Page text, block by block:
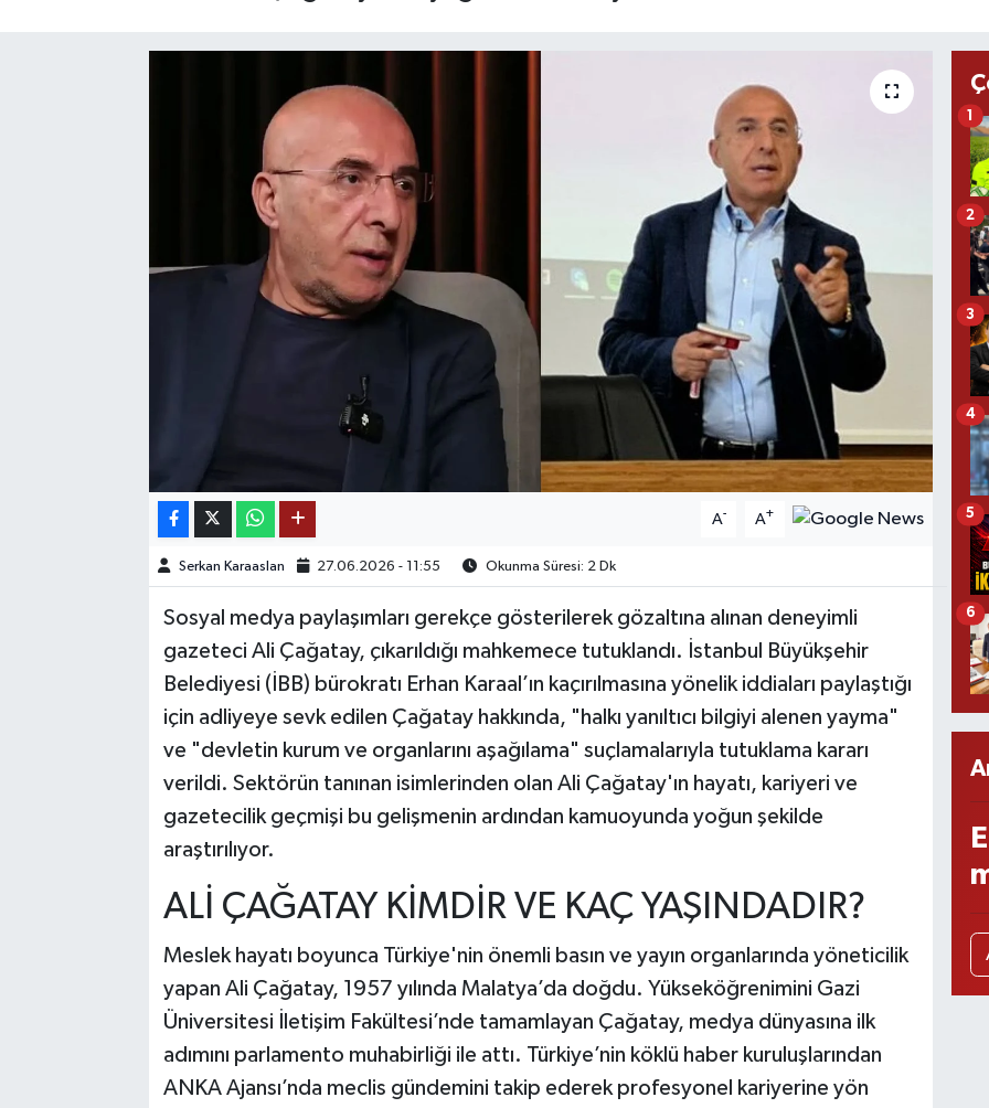
A- A+
Serkan Karaaslan 27.06.2026 - 11:55 Okunma Süresi: 2 Dk
Sosyal medya paylaşımları gerekçe gösterilerek gözaltına alınan deneyimli
gazeteci Ali Çağatay, çıkarıldığı mahkemece tutuklandı. İstanbul Büyükşehir
Belediyesi (İBB) bürokratı Erhan Karaal’ın kaçırılmasına yönelik iddiaları paylaştığı
için adliyeye sevk edilen Çağatay hakkında, "halkı yanıltıcı bilgiyi alenen yayma"
ve "devletin kurum ve organlarını aşağılama" suçlamalarıyla tutuklama kararı
verildi. Sektörün tanınan isimlerinden olan Ali Çağatay'ın hayatı, kariyeri ve
gazetecilik geçmişi bu gelişmenin ardından kamuoyunda yoğun şekilde
araştırılıyor.
ALİ ÇAĞATAY KİMDİR VE KAÇ YAŞINDADIR?
Meslek hayatı boyunca Türkiye'nin önemli basın ve yayın organlarında yöneticilik
yapan Ali Çağatay, 1957 yılında Malatya’da doğdu. Yükseköğrenimini Gazi
Üniversitesi İletişim Fakültesi’nde tamamlayan Çağatay, medya dünyasına ilk
adımını parlamento muhabirliği ile attı. Türkiye’nin köklü haber kuruluşlarından
ANKA Ajansı’nda meclis gündemini takip ederek profesyonel kariyerine yön
1
2
3
4
5
6
OTOMOTİV
KÜLTÜR SANAT